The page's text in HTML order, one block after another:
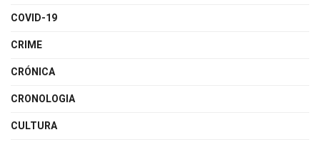
COVID-19
CRIME
CRÓNICA
CRONOLOGIA
CULTURA